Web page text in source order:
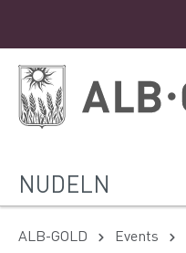
NUDELN
ALB-GOLD Events